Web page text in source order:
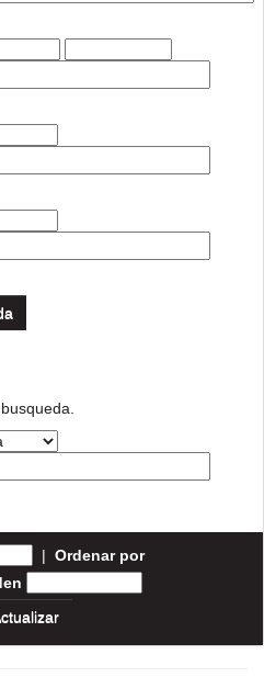
| Ordenar por